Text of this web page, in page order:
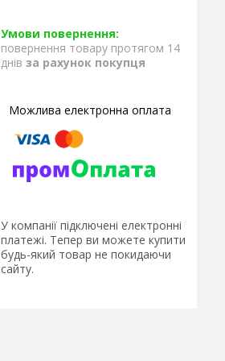
повернення товару протягом 14
днів за рахунок покупця
У компанії підключені електронні
платежі. Тепер ви можете купити
будь-який товар не покидаючи
сайту.